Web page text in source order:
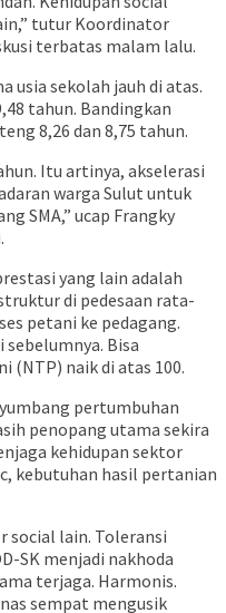
tutur Koordinator
terbatas malam lalu.
usia sekolah jauh di atas.
tahun. Bandingkan
8,26 dan 8,75 tahun.
Itu artinya, akselerasi
warga Sulut untuk
SMA,” ucap Frangky
yang lain adalah
di pedesaan rata-
petani ke pedagang.
Bisa
(NTP) naik di atas 100.
pertumbuhan
penopang utama sekira
kehidupan sektor
kebutuhan hasil pertanian
social lain. Toleransi
SK menjadi nakhoda
terjaga. Harmonis.
sempat mengusik